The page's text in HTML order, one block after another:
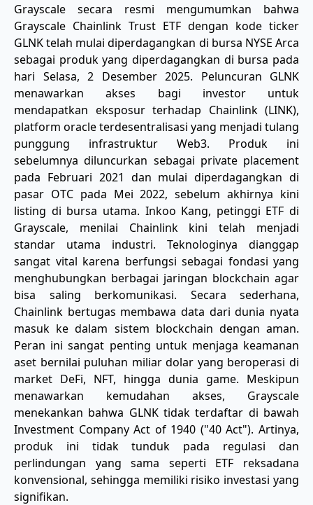
​Grayscale secara resmi mengumumkan bahwa
Grayscale Chainlink Trust ETF dengan kode ticker
GLNK telah mulai diperdagangkan di bursa NYSE Arca
sebagai produk yang diperdagangkan di bursa pada
hari Selasa, 2 Desember 2025. Peluncuran GLNK
menawarkan akses bagi investor untuk
mendapatkan eksposur terhadap Chainlink (LINK),
platform oracle terdesentralisasi yang menjadi tulang
punggung infrastruktur Web3. Produk ini
sebelumnya diluncurkan sebagai private placement
pada Februari 2021 dan mulai diperdagangkan di
pasar OTC pada Mei 2022, sebelum akhirnya kini
listing di bursa utama. Inkoo Kang, petinggi ETF di
Grayscale, menilai Chainlink kini telah menjadi
standar utama industri. Teknologinya dianggap
sangat vital karena berfungsi sebagai fondasi yang
menghubungkan berbagai jaringan blockchain agar
bisa saling berkomunikasi. Secara sederhana,
Chainlink bertugas membawa data dari dunia nyata
masuk ke dalam sistem blockchain dengan aman.
Peran ini sangat penting untuk menjaga keamanan
aset bernilai puluhan miliar dolar yang beroperasi di
market DeFi, NFT, hingga dunia game. Meskipun
menawarkan kemudahan akses, Grayscale
menekankan bahwa GLNK tidak terdaftar di bawah
Investment Company Act of 1940 ("40 Act"). Artinya,
produk ini tidak tunduk pada regulasi dan
perlindungan yang sama seperti ETF reksadana
konvensional, sehingga memiliki risiko investasi yang
signifikan.